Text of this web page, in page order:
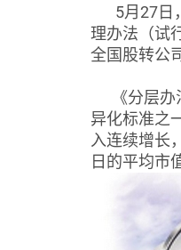
5月27日，
理办法（试
全国股转公
《分层办
异化标准之
入连续增长
日的平均市